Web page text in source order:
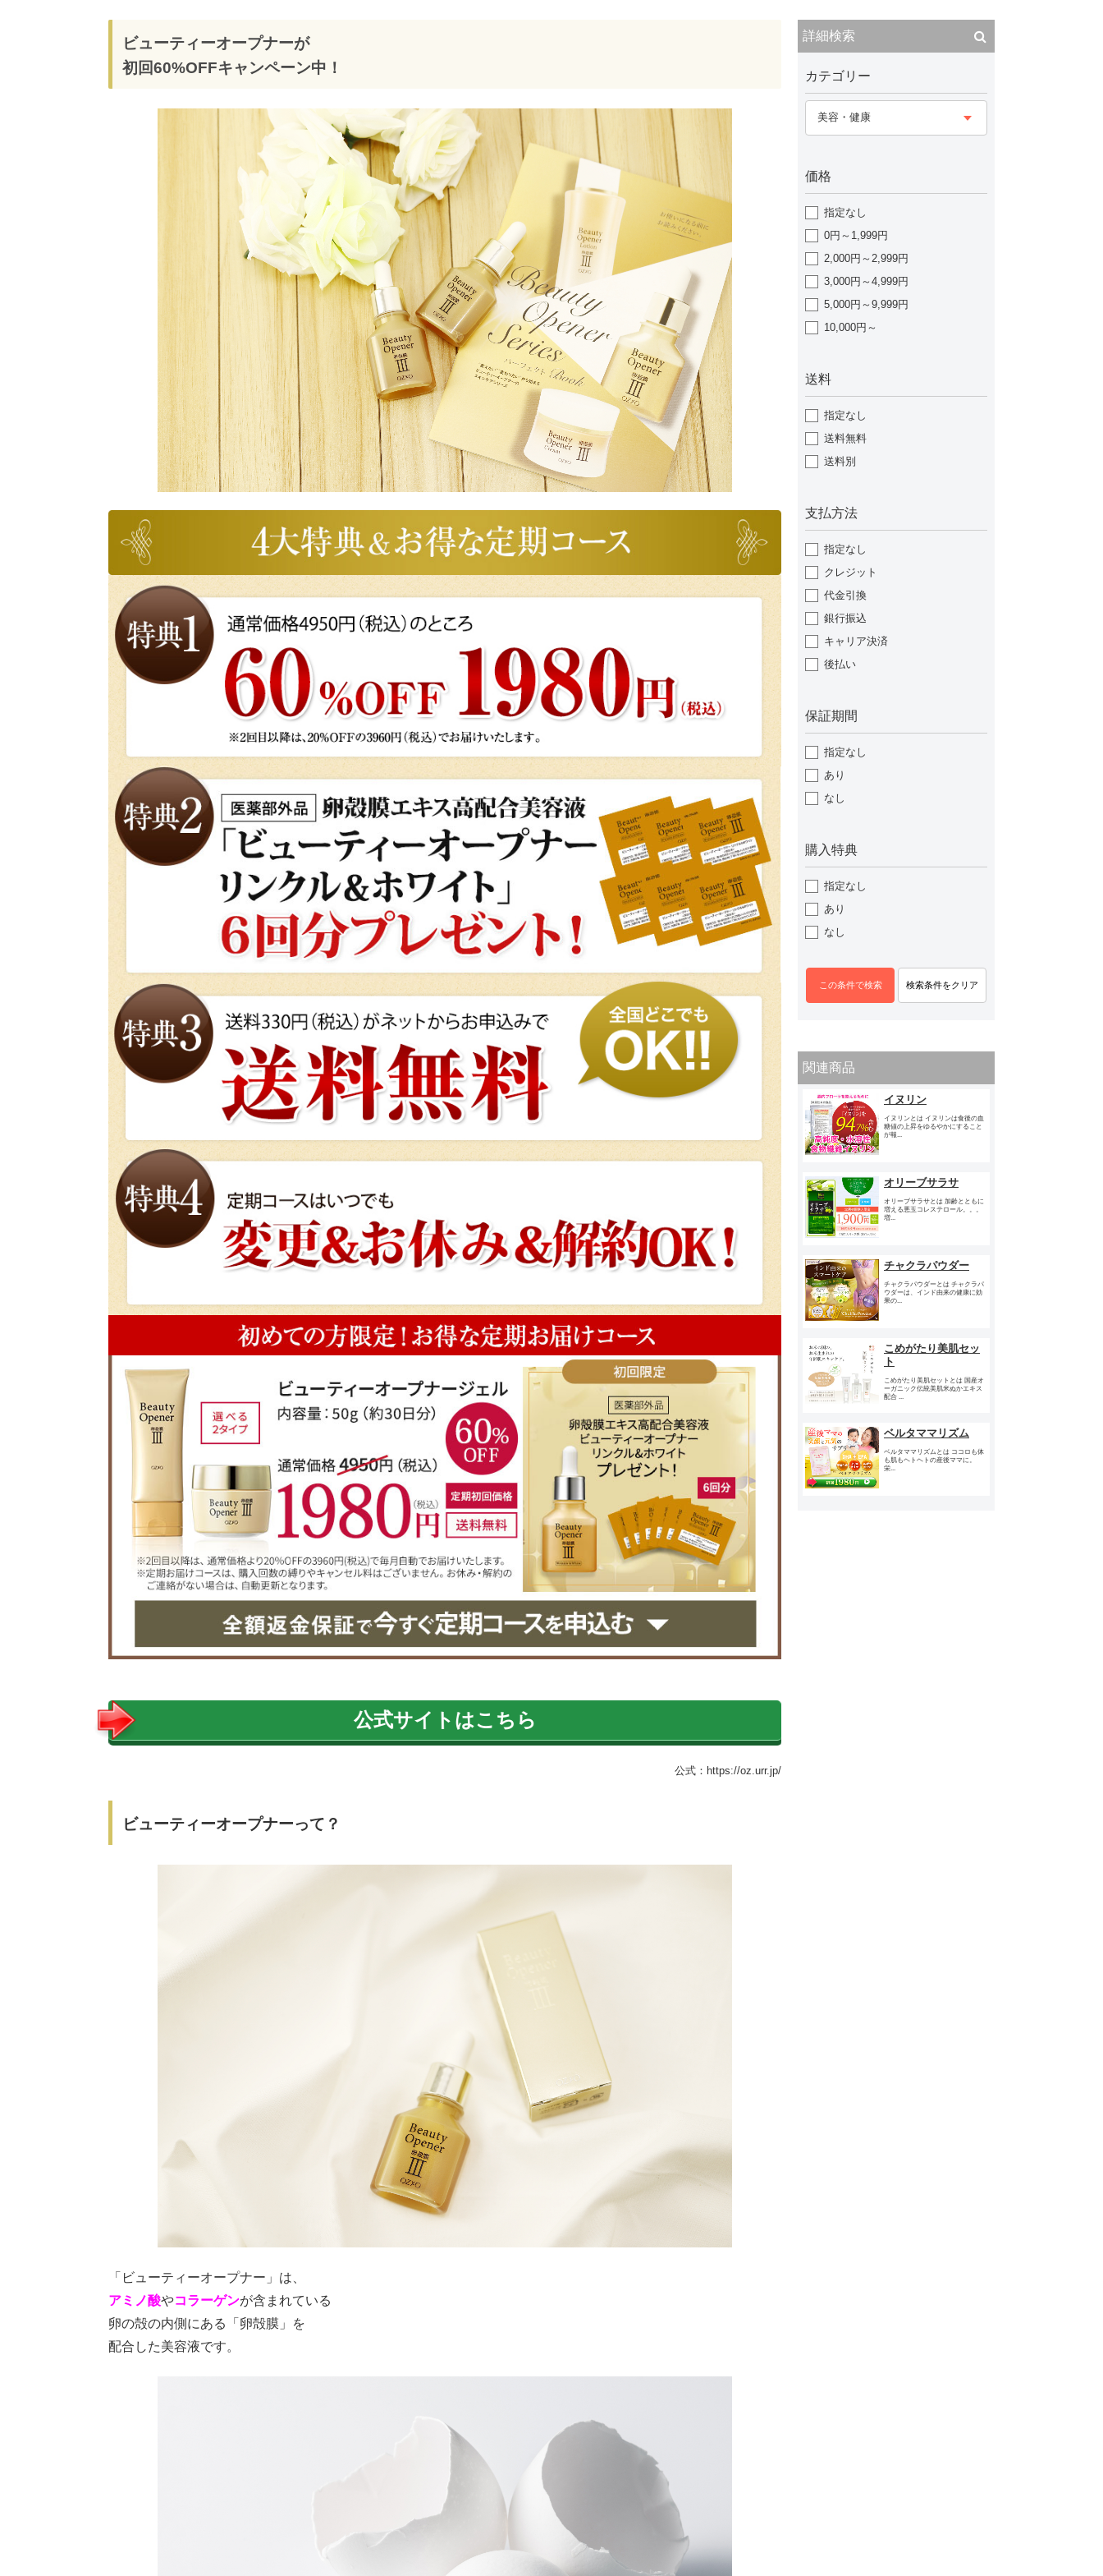
ビューティーオープナーが
初回60%OFFキャンペーン中！
公式サイトはこちら
公式：https://oz.urr.jp/
ビューティーオープナーって？
「ビューティーオープナー」は、
アミノ酸やコラーゲンが含まれている
卵の殻の内側にある「卵殻膜」を
配合した美容液です。
詳細検索
カテゴリー
美容・健康
価格
指定なし
0円～1,999円
2,000円～2,999円
3,000円～4,999円
5,000円～9,999円
10,000円～
送料
指定なし
送料無料
送料別
支払方法
指定なし
クレジット
代金引換
銀行振込
キャリア決済
後払い
保証期間
指定なし
あり
なし
購入特典
指定なし
あり
なし
関連商品
イヌリン
イヌリンとは イヌリンは食後の血
糖値の上昇をゆるやかにすること
が報...
オリーブサラサ
オリーブサラサとは 加齢とともに
増える悪玉コレステロール。。。
増...
チャクラパウダー
チャクラパウダーとは チャクラパ
ウダーは、インド由来の健康に効
果の...
こめがたり美肌セッ
ト
こめがたり美肌セットとは 国産オ
ーガニック伝統美肌米ぬかエキス
配合 ...
ベルタママリズム
ベルタママリズムとは ココロも体
も肌もヘトヘトの産後ママに。
栄...